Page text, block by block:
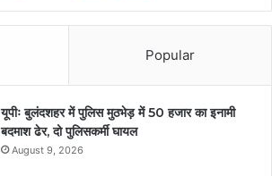
Popular
यूपीः बुलंदशहर में पुलिस मुठभेड़ में 50 हजार का इनामी
बदमाश ढेर, दो पुलिसकर्मी घायल
August 9, 2026